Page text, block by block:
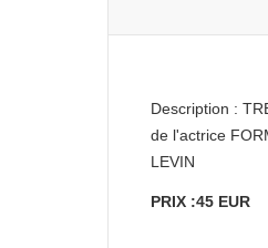
Description :
de l'actrice
LEVIN
PRIX :45 EUR